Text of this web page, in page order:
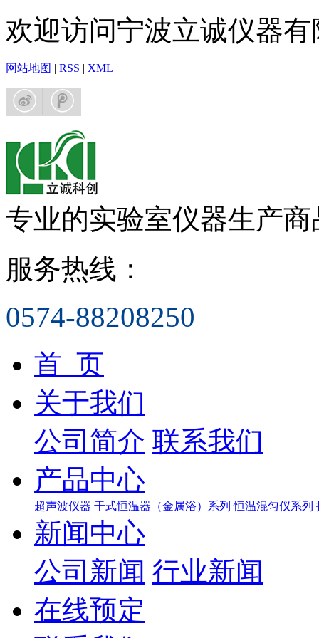
欢迎访问宁波立诚仪器
网站地图 | RSS | XML
专业的实验室仪器生产商
服务热线：
0574-88208250
首 页
关于我们
公司简介 联系我们
产品中心
超声波仪器 干式恒温器（金属浴）系列 恒温混匀仪系列
新闻中心
公司新闻 行业新闻
在线预定